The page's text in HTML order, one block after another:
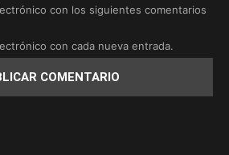
con los siguientes comentarios
con cada nueva entrada.